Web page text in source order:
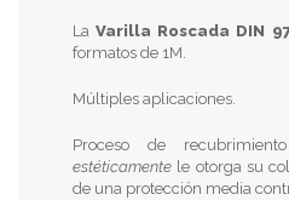
La Varilla Roscada DIN
formatos de 1M.
Múltiples aplicaciones.
Proceso de
estéticamente le otorga su
de una protección media